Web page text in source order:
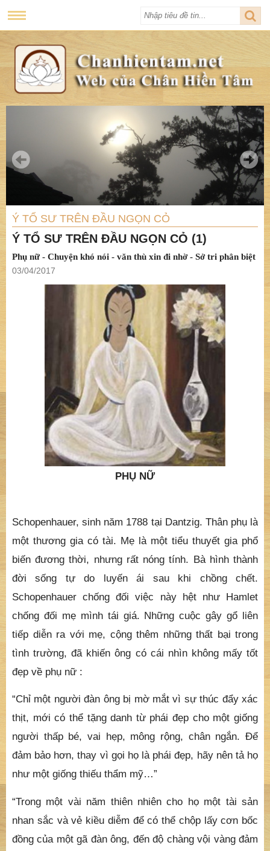
Ý TỔ SƯ TRÊN ĐẦU NGỌN CỎ
Ý TỔ SƯ TRÊN ĐẦU NGỌN CỎ (1)
Phụ nữ - Chuyện khó nói - văn thù xin đi nhờ - Sở tri phân biệt
03/04/2017
PHỤ NỮ
Schopenhauer, sinh năm 1788 tại Dantzig. Thân phụ là
một thương gia có tài. Mẹ là một tiểu thuyết gia phổ
biến đương thời, nhưng rất nóng tính. Bà hình thành
đời sống tự do luyến ái sau khi chồng chết.
Schopenhauer chống đối việc này hệt như Hamlet
chống đối mẹ mình tái giá. Những cuộc gây gổ liên
tiếp diễn ra với mẹ, cộng thêm những thất bại trong
tình trường, đã khiến ông có cái nhìn không mấy tốt
đẹp về phụ nữ :
“Chỉ một người đàn ông bị mờ mắt vì sự thúc đẩy xác
thịt, mới có thể tặng danh từ phái đẹp cho một giống
người thấp bé, vai hẹp, mông rộng, chân ngắn. Để
đảm bảo hơn, thay vì gọi họ là phái đẹp, hãy nên tả họ
như một giống thiếu thẩm mỹ…”
“Trong một vài năm thiên nhiên cho họ một tài sản
nhan sắc và vẻ kiều diễm để có thể chộp lấy cơn bốc
đồng của một gã đàn ông, đến độ chàng vội vàng đảm